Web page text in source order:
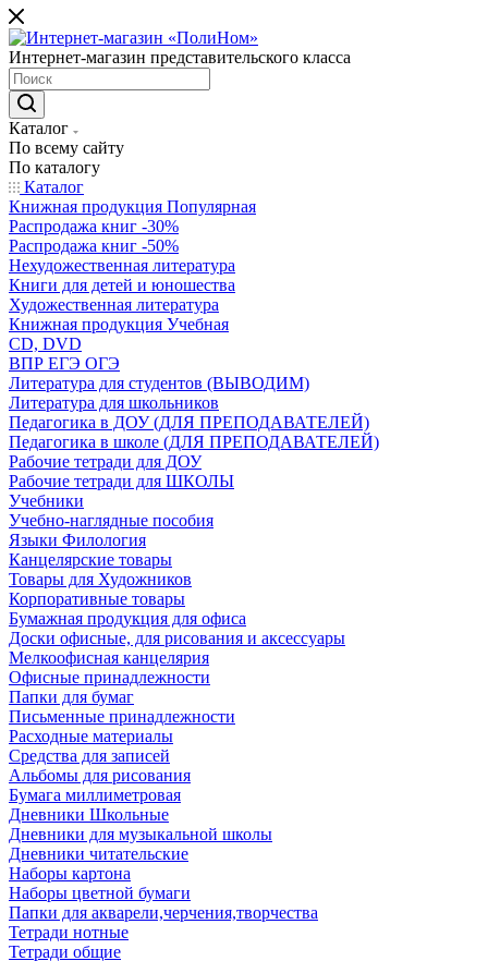
Интернет-магазин представительского класса
Каталог
По всему сайту
По каталогу
Каталог
Книжная продукция Популярная
Распродажа книг -30%
Распродажа книг -50%
Нехудожественная литература
Книги для детей и юношества
Художественная литература
Книжная продукция Учебная
CD, DVD
ВПР ЕГЭ ОГЭ
Литература для студентов (ВЫВОДИМ)
Литература для школьников
Педагогика в ДОУ (ДЛЯ ПРЕПОДАВАТЕЛЕЙ)
Педагогика в школе (ДЛЯ ПРЕПОДАВАТЕЛЕЙ)
Рабочие тетради для ДОУ
Рабочие тетради для ШКОЛЫ
Учебники
Учебно-наглядные пособия
Языки Филология
Канцелярские товары
Товары для Художников
Корпоративные товары
Бумажная продукция для офиса
Доски офисные, для рисования и аксессуары
Мелкоофисная канцелярия
Офисные принадлежности
Папки для бумаг
Письменные принадлежности
Расходные материалы
Средства для записей
Альбомы для рисования
Бумага миллиметровая
Дневники Школьные
Дневники для музыкальной школы
Дневники читательские
Наборы картона
Наборы цветной бумаги
Папки для акварели,черчения,творчества
Тетради нотные
Тетради общие